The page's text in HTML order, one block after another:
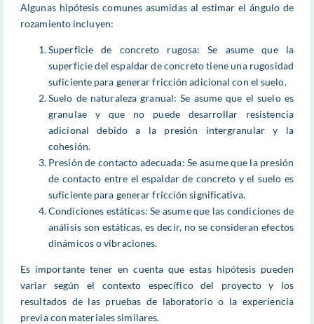
Algunas hipótesis comunes asumidas al estimar el ángulo de
rozamiento incluyen:
Superficie de concreto rugosa: Se asume que la
superficie del espaldar de concreto tiene una rugosidad
suficiente para generar fricción adicional con el suelo.
Suelo de naturaleza granual: Se asume que el suelo es
granulae y que no puede desarrollar resistencia
adicional debido a la presión intergranular y la
cohesión.
Presión de contacto adecuada: Se asume que la presión
de contacto entre el espaldar de concreto y el suelo es
suficiente para generar fricción significativa.
Condiciones estáticas: Se asume que las condiciones de
análisis son estáticas, es decir, no se consideran efectos
dinámicos o vibraciones.
Es importante tener en cuenta que estas hipótesis pueden
variar según el contexto específico del proyecto y los
resultados de las pruebas de laboratorio o la experiencia
previa con materiales similares.